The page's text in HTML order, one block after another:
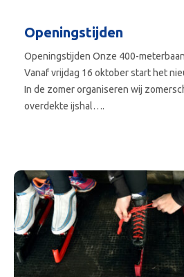
Openingstijden
Openingstijden Onze 400-
Vanaf vrijdag 16 oktober start het
In de zomer organiseren wij
overdekte ijshal….